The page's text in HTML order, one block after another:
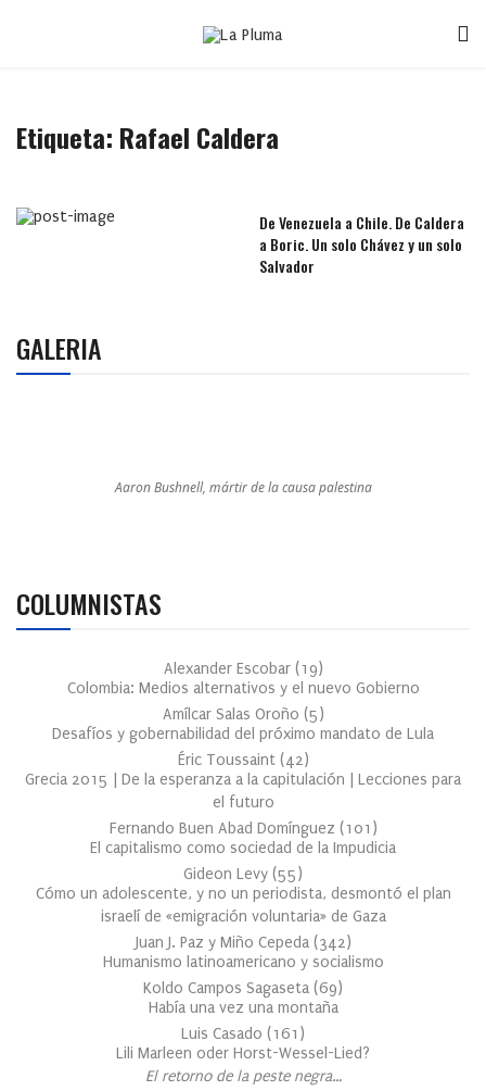
Etiqueta: Rafael Caldera
De Venezuela a Chile. De Caldera
a Boric. Un solo Chávez y un solo
Salvador
GALERIA
Aaron Bushnell, mártir de la causa palestina
COLUMNISTAS
Alexander Escobar (19)
Colombia: Medios alternativos y el nuevo Gobierno
Amílcar Salas Oroño (5)
Desafíos y gobernabilidad del próximo mandato de Lula
Éric Toussaint (42)
Grecia 2015 | De la esperanza a la capitulación | Lecciones para
el futuro
Fernando Buen Abad Domínguez (101 )
El capitalismo como sociedad de la Impudicia
Gideon Levy (55)
Cómo un adolescente, y no un periodista, desmontó el plan
israelí de «emigración voluntaria» de Gaza
Juan J. Paz y Miño Cepeda (342)
Humanismo latinoamericano y socialismo
Koldo Campos Sagaseta (69)
Había una vez una montaña
Luis Casado (161 )
Lili Marleen oder Horst-Wessel-Lied?
El retorno de la peste negra…